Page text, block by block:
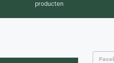
producten